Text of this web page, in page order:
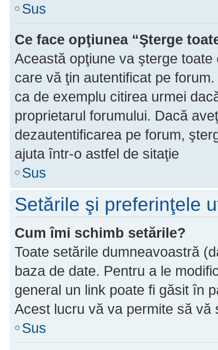
Sus
Ce face opţiunea “Şterge
Această opţiune va şterge
care vă ţin autentificat pe
ca de exemplu citirea urmei
proprietarul forumului. Dacă
dezautentificarea pe forum,
ajuta într-o astfel de sitaţie
Sus
Setările şi preferinţele
Cum îmi schimb setările?
Toate setările dumneavoastră
baza de date. Pentru a le
general un link poate fi găsit în
Acest lucru vă va permite să vă
Sus